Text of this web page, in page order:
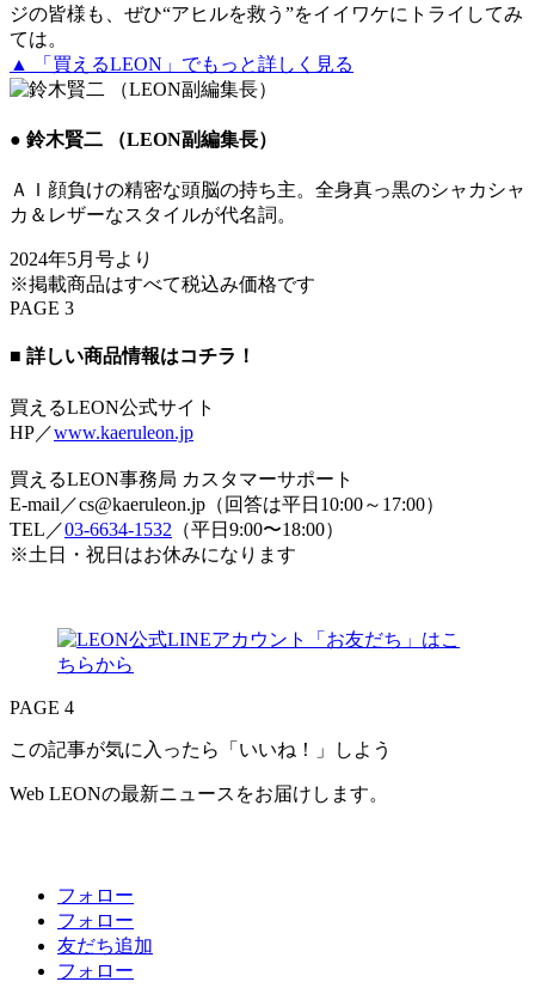
ジの皆様も、ぜひ“アヒルを救う”をイイワケにトライしてみ
ては。
▲ 「買えるLEON」でもっと詳しく見る
● 鈴木賢二 （LEON副編集長）
ＡＩ顔負けの精密な頭脳の持ち主。全身真っ黒のシャカシャ
カ＆レザーなスタイルが代名詞。
2024年5月号より
※掲載商品はすべて税込み価格です
PAGE 3
■ 詳しい商品情報はコチラ！
買えるLEON公式サイト
HP／www.kaeruleon.jp
買えるLEON事務局 カスタマーサポート
E-mail／cs@kaeruleon.jp（回答は平日10:00～17:00）
TEL／03-6634-1532 （平日9:00〜18:00）
※土日・祝日はお休みになります
PAGE 4
この記事が気に入ったら「いいね！」しよう
Web LEONの最新ニュースをお届けします。
フォロー
フォロー
友だち追加
フォロー